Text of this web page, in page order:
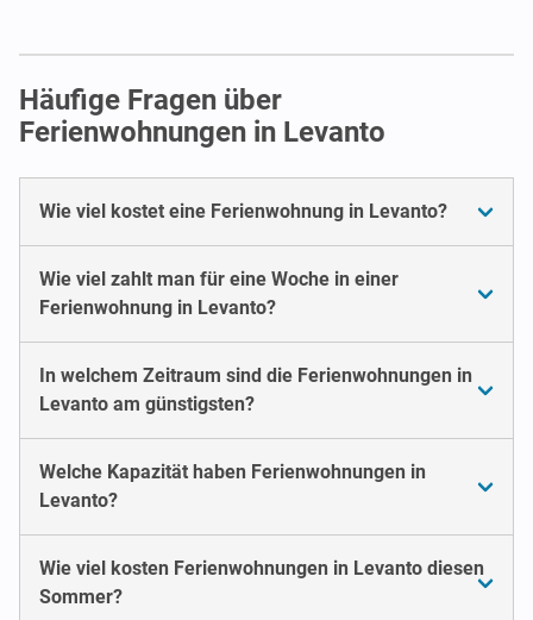
Häufige Fragen über
Ferienwohnungen in Levanto
Wie viel kostet eine Ferienwohnung in Levanto?
Wie viel zahlt man für eine Woche in einer
Ferienwohnung in Levanto?
In welchem Zeitraum sind die Ferienwohnungen in
Levanto am günstigsten?
Welche Kapazität haben Ferienwohnungen in
Levanto?
Wie viel kosten Ferienwohnungen in Levanto diesen
Sommer?